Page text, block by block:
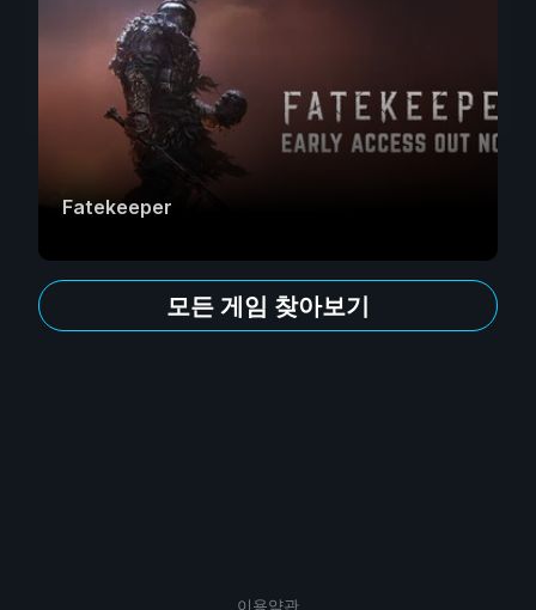
Fatekeeper
모든 게임 찾아보기
이용약관